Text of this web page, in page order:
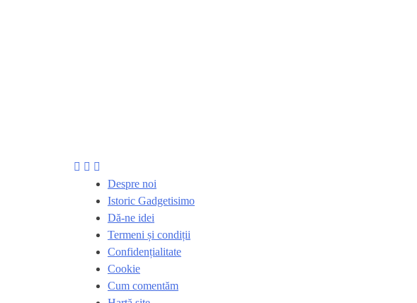
Despre noi
Istoric Gadgetisimo
Dă-ne idei
Termeni și condiții
Confidențialitate
Cookie
Cum comentăm